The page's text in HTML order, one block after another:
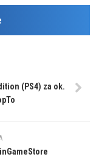
(PS4) za ok.